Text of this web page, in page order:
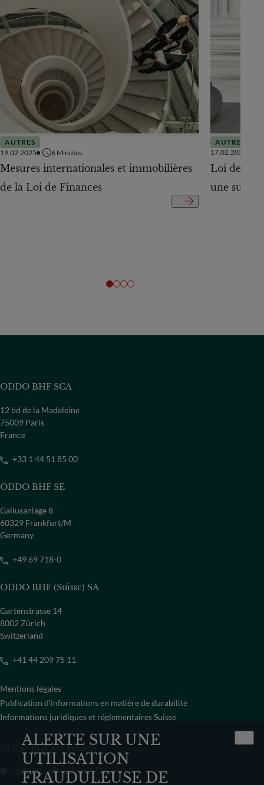
ALERTE SUR UNE
UTILISATION
FRAUDULEUSE DE
AUTRES
19.02.2025
6 Minutes
Mesures internationales et immobilières
de la Loi de Finances
AUTRES
17.02.2025
Loi de
une
ODDO BHF SCA
12 bd de la Madeleine
75009 Paris
France
+33 1 44 51 85 00
ODDO BHF SE
Gallusanlage 8
60329 Frankfurt/M
Germany
+49 69 718-0
ODDO BHF (Suisse) SA
Gartenstrasse 14
8002 Zürich
Switzerland
+41 44 209 75 11
Mentions légales
Publication d‘informations en matière de durabilité
Informations juridiques et réglementaires Suisse
ODDO BHF My Wealth
App store Google Play